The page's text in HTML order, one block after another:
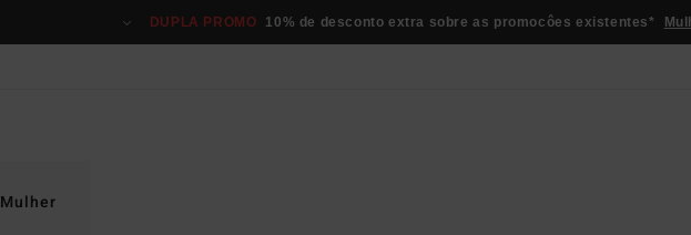
DUPLA PROMO 10% de desconto extra sobre as promocôes existentes*
Mulher